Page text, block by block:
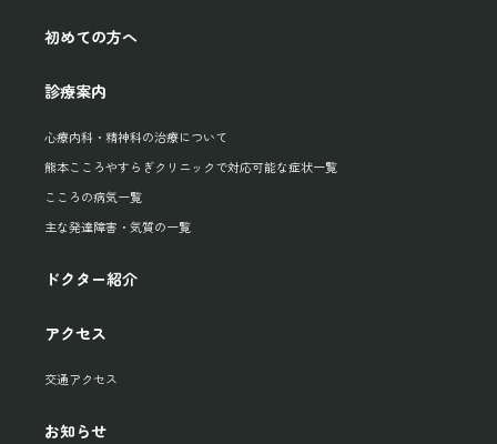
初めての方へ
診療案内
心療内科・精神科の治療について
熊本こころやすらぎクリニックで対応可能な症状一覧
こころの病気一覧
主な発達障害・気質の一覧
ドクター紹介
アクセス
交通アクセス
お知らせ